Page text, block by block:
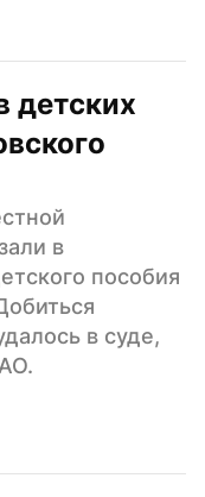
детских
в
пособия
в суде,